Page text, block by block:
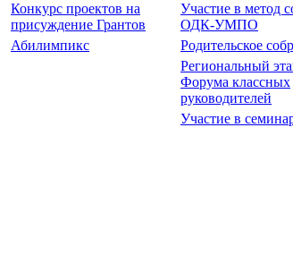
Конкурс проектов на
присуждение Грантов
Абилимпикс
Участие в метод
ОДК-УМПО
Родительское
Региональный
Форума классных
руководителей
Участие в